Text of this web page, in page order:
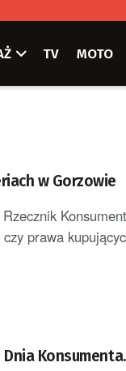
TV MOTO
w Gorzowie
prawa